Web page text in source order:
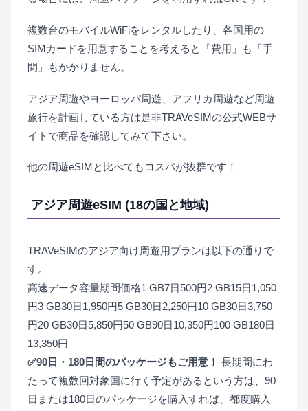
複数台のモバイルWiFiをレンタルしたり、各国用の
SIMカードを用意することを考えると「費用」も「手
間」もかかりません。
アジア周遊やヨーロッパ周遊、アフリカ周遊など周遊
旅行を計画している方は是非TRAVeSIMの公式WEBサ
イトで商品を確認してみて下さい。
他の周遊eSIMと比べてもコスパが抜群です！
アジア周遊eSIM (18の国と地域)
TRAVeSIMのアジア向け周遊用プランは以下の通りで
す。
高速データ容量期間価格1 GB7日500円2 GB15日1,050
円3 GB30日1,950円5 GB30日2,250円10 GB30日3,750
円20 GB30日5,850円50 GB90日10,350円100 GB180日
13,350円
✅90日・180日間のパッケージもご用意！ 長期間にわ
たって複数回対象国に行く予定があるという方は、90
日または180日のパッケージを購入すれば、都度購入